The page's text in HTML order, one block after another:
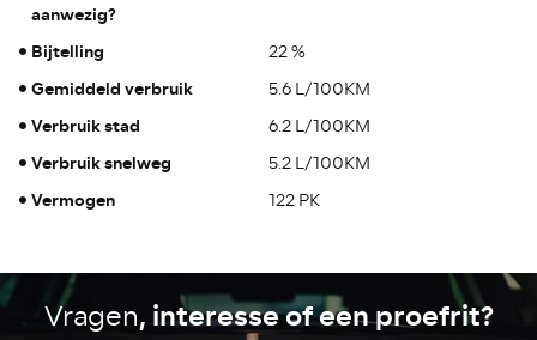
aanwezig?
Bijtelling 22 %
Gemiddeld verbruik 5.6 L/100KM
Verbruik stad 6.2 L/100KM
Verbruik snelweg 5.2 L/100KM
Vermogen 122 PK
Vragen, interesse of een proefrit?